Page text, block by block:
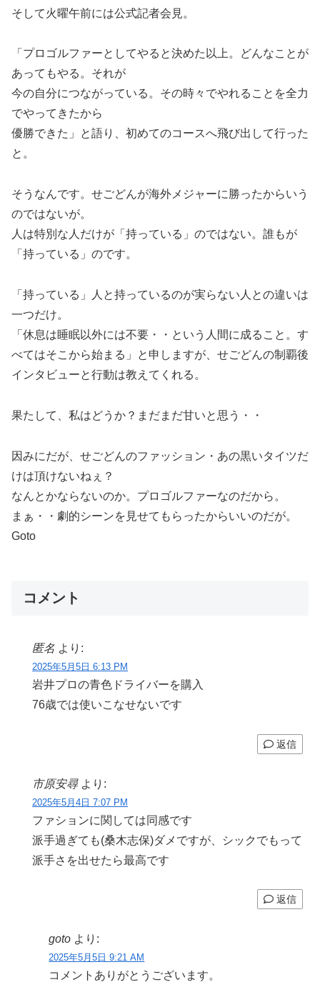
そして火曜午前には公式記者会見。
「プロゴルファーとしてやると決めた以上。どんなことが
あってもやる。それが
今の自分につながっている。その時々でやれることを全力
でやってきたから
優勝できた」と語り、初めてのコースへ飛び出して行った
と。
そうなんです。せごどんが海外メジャーに勝ったからいう
のではないが。
人は特別な人だけが「持っている」のではない。誰もが
「持っている」のです。
「持っている」人と持っているのが実らない人との違いは
一つだけ。
「休息は睡眠以外には不要・・という人間に成ること。す
べてはそこから始まる」と申しますが、せごどんの制覇後
インタビューと行動は教えてくれる。
果たして、私はどうか？まだまだ甘いと思う・・
因みにだが、せごどんのファッション・あの黒いタイツだ
けは頂けないねぇ？
なんとかならないのか。プロゴルファーなのだから。
まぁ・・劇的シーンを見せてもらったからいいのだが。
Goto
コメント
匿名 より:
2025年5月5日 6:13 PM
岩井プロの青色ドライバーを購入
76歳では使いこなせないです
返信
市原安尋 より:
2025年5月4日 7:07 PM
ファションに関しては同感です
派手過ぎても(桑木志保)ダメですが、シックでもって
派手さを出せたら最高です
返信
goto より:
2025年5月5日 9:21 AM
コメントありがとうございます。